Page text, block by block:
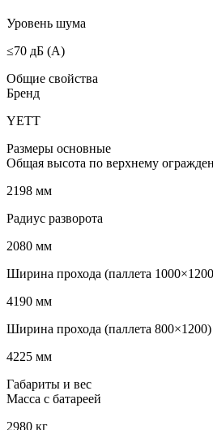
Уровень шума
≤70 дБ (А)
Общие свойства
Бренд
YETT
Размеры основные
Общая высота по верхнему
2198 мм
Радиус разворота
2080 мм
Ширина прохода (паллета
4190 мм
Ширина прохода (паллета 800×1200)
4225 мм
Габариты и вес
Масса с батареей
2980 кг